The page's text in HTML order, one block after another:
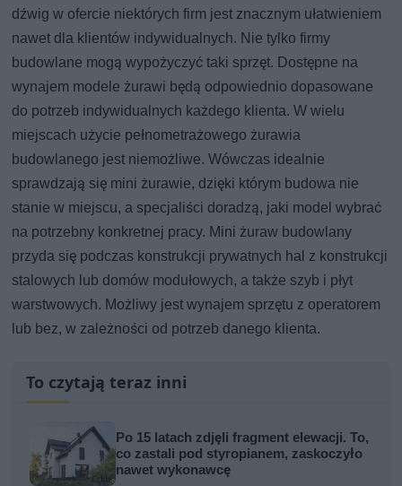
dźwig w ofercie niektórych firm jest znacznym ułatwieniem
nawet dla klientów indywidualnych. Nie tylko firmy
budowlane mogą wypożyczyć taki sprzęt. Dostępne na
wynajem modele żurawi będą odpowiednio dopasowane
do potrzeb indywidualnych każdego klienta. W wielu
miejscach użycie pełnometrażowego żurawia
budowlanego jest niemożliwe. Wówczas idealnie
sprawdzają się mini żurawie, dzięki którym budowa nie
stanie w miejscu, a specjaliści doradzą, jaki model wybrać
na potrzebny konkretnej pracy. Mini żuraw budowlany
przyda się podczas konstrukcji prywatnych hal z konstrukcji
stalowych lub domów modułowych, a także szyb i płyt
warstwowych. Możliwy jest wynajem sprzętu z operatorem
lub bez, w zależności od potrzeb danego klienta.
To czytają teraz inni
Po 15 latach zdjęli fragment elewacji. To,
co zastali pod styropianem, zaskoczyło
nawet wykonawcę